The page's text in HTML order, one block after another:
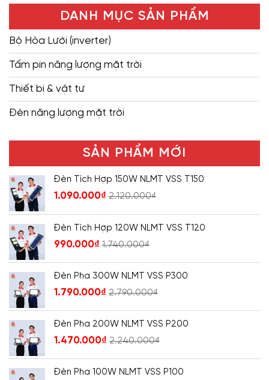
DANH MỤC SẢN PHẨM
Bộ Hòa Lưới (inverter)
Tấm pin năng lượng mặt trời
Thiết bị & vật tư
Đèn năng lượng mặt trời
SẢN PHẨM MỚI
Đèn Tích Hợp 150W NLMT VSS T150
1.090.000₫ 2.120.000₫
Đèn Tích Hợp 120W NLMT VSS T120
990.000₫ 1.740.000₫
Đèn Pha 300W NLMT VSS P300
1.790.000₫ 2.790.000₫
Đèn Pha 200W NLMT VSS P200
1.470.000₫ 2.240.000₫
Đèn Pha 100W NLMT VSS P100